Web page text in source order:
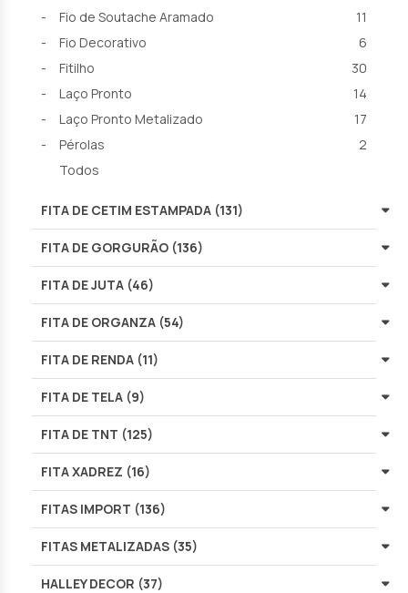
Fio de Soutache Aramado
11
Fio Decorativo
6
Fitilho
30
Laço Pronto
14
Laço Pronto Metalizado
17
Pérolas
2
Todos
FITA DE CETIM ESTAMPADA (131)
FITA DE GORGURÃO (136)
FITA DE JUTA (46)
FITA DE ORGANZA (54)
FITA DE RENDA (11)
FITA DE TELA (9)
FITA DE TNT (125)
FITA XADREZ (16)
FITAS IMPORT (136)
FITAS METALIZADAS (35)
HALLEY DECOR (37)